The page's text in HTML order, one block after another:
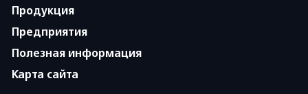
Продукция
Предприятия
Полезная информация
Карта сайта